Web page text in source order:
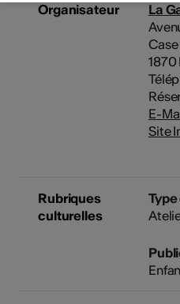
Organisateur
La
Case
E-
Site
Rubriques
culturelles